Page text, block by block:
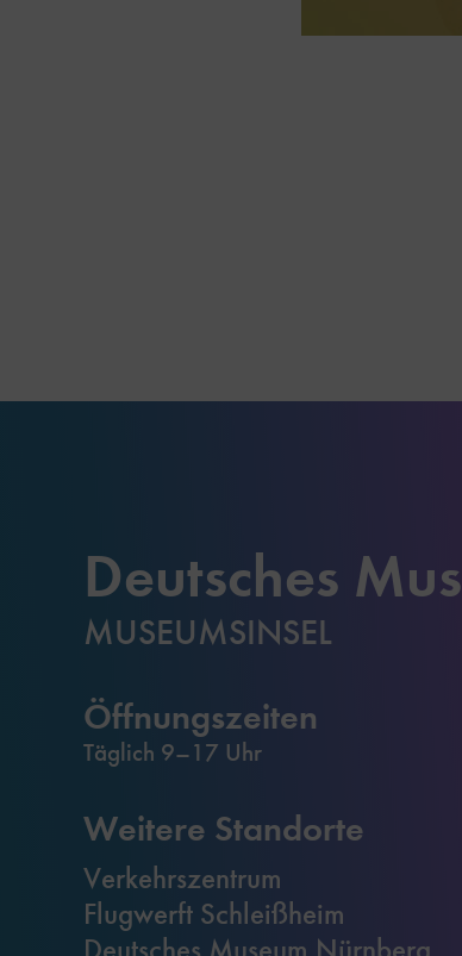
Deutsches
MUSEUMSINSEL
Öffnungszeiten
Täglich 9–17 Uhr
Weitere Standorte
Verkehrszentrum
Flugwerft Schleißheim